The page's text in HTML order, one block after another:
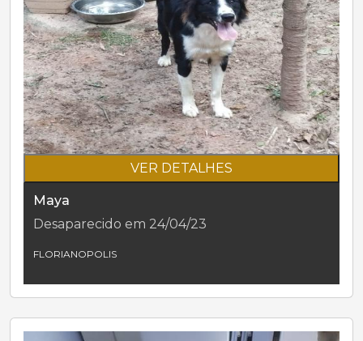
VER DETALHES
Maya
Desaparecido em 24/04/23
FLORIANOPOLIS